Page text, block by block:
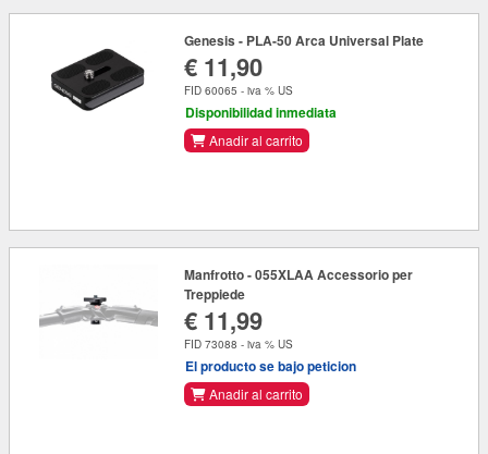
Genesis - PLA-50 Arca Universal Plate
€ 11,90
FID 60065 - iva % US
Disponibilidad inmediata
Anadir al carrito
Manfrotto - 055XLAA Accessorio per
Treppiede
€ 11,99
FID 73088 - iva % US
El producto se bajo peticion
Anadir al carrito